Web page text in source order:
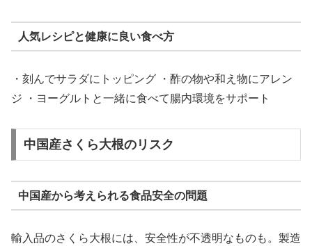
人気レシピと健康に良い食べ方
・刻んでサラダにトッピング ・酢の物や和え物にアレン
ジ ・ヨーグルトと一緒に食べて腸内環境をサポート
中国産さくら大根のリスク
中国産から考えられる食品安全の問題
輸入品のさくら大根には、安全性が不透明なものも。製造